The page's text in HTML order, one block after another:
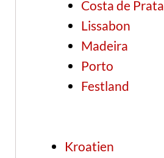
Costa de Prata
Lissabon
Madeira
Porto
Festland
Kroatien